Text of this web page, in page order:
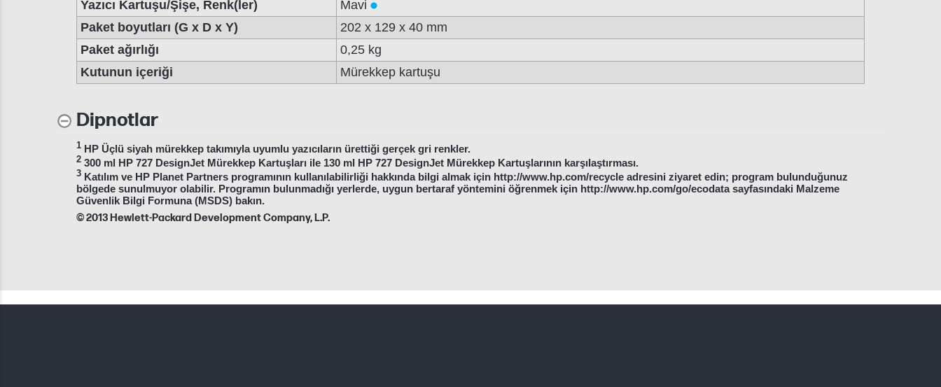
Yazıcı Kartuşu/Şişe, Renk(ler)
Mavi
Paket boyutları (G x D x Y)
202 x 129 x 40 mm
Paket ağırlığı
0,25 kg
Kutunun içeriği
Mürekkep kartuşu
Dipnotlar
1 HP Üçlü siyah mürekkep takımıyla uyumlu yazıcıların ürettiği gerçek gri renkler.
2 300 ml HP 727 DesignJet Mürekkep Kartuşları ile 130 ml HP 727 DesignJet Mürekkep Kartuşlarının karşılaştırması.
3 Katılım ve HP Planet Partners programının kullanılabilirliği hakkında bilgi almak için http://www.hp.com/recycle adresini ziyaret edin; program bulunduğunuz
bölgede sunulmuyor olabilir. Programın bulunmadığı yerlerde, uygun bertaraf yöntemini öğrenmek için http://www.hp.com/go/ecodata sayfasındaki Malzeme
Güvenlik Bilgi Formuna (MSDS) bakın.
© 2013 Hewlett-Packard Development Company, L.P.